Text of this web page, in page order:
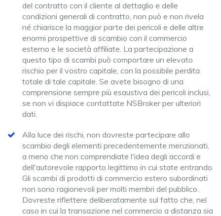
del contratto con il cliente al dettaglio e delle
condizioni generali di contratto, non può e non rivela
né chiarisce la maggior parte dei pericoli e delle altre
enormi prospettive di scambio con il commercio
esterno e le società affiliate. La partecipazione a
questo tipo di scambi può comportare un elevato
rischio per il vostro capitale, con la possibile perdita
totale di tale capitale. Se avete bisogno di una
comprensione sempre più esaustiva dei pericoli inclusi,
se non vi dispiace contattate NSBroker per ulteriori
dati.
Alla luce dei rischi, non dovreste partecipare allo
scambio degli elementi precedentemente menzionati,
a meno che non comprendiate l'idea degli accordi e
dell'autorevole rapporto legittimo in cui state entrando.
Gli scambi di prodotti di commercio estero subordinati
non sono ragionevoli per molti membri del pubblico.
Dovreste riflettere deliberatamente sul fatto che, nel
caso in cui la transazione nel commercio a distanza sia